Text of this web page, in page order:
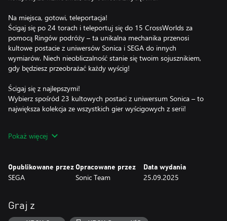
Na miejsca, gotowi, teleportacja!
Ścigaj się po 24 torach i teleportuj się do 15 CrossWorlds za
pomocą Ringów podróży – ta unikalna mechanika przenosi
kultowe postacie z uniwersów Sonica i SEGA do innych
wymiarów. Niech nieobliczalność stanie się twoim sojusznikiem,
gdy będziesz przeobrażać każdy wyścig!
Ścigaj się z najlepszymi!
Wybierz spośród 23 kultowych postaci z uniwersum Sonica – to
największa kolekcja ze wszystkich gier wyścigowych z serii!
Mieszaj i łącz 45 oryginalnych pojazdów oraz 70 różnych
twojemu stylowi jazdy.
Wśród nich znajdziesz nie tylko powracających ulubieńców, ale i
Pokaż więcej
Opublikowane przez
SEGA
Opracowane przez
Sonic Team
Data wydania
25.09.2025
Graj z